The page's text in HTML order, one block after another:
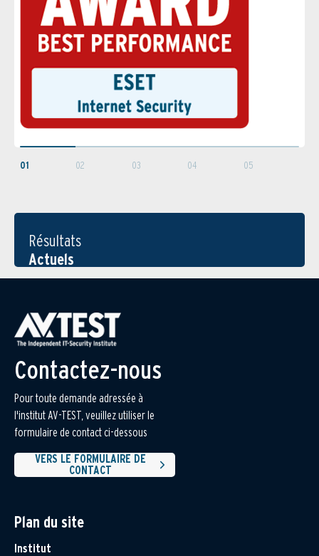
01 02 03 04 05
Résultats
Actuels
Contactez-nous
Pour toute demande adressée à
l'institut AV-TEST, veuillez utiliser le
formulaire de contact ci-dessous
VERS LE FORMULAIRE DE
CONTACT
Plan du site
Institut